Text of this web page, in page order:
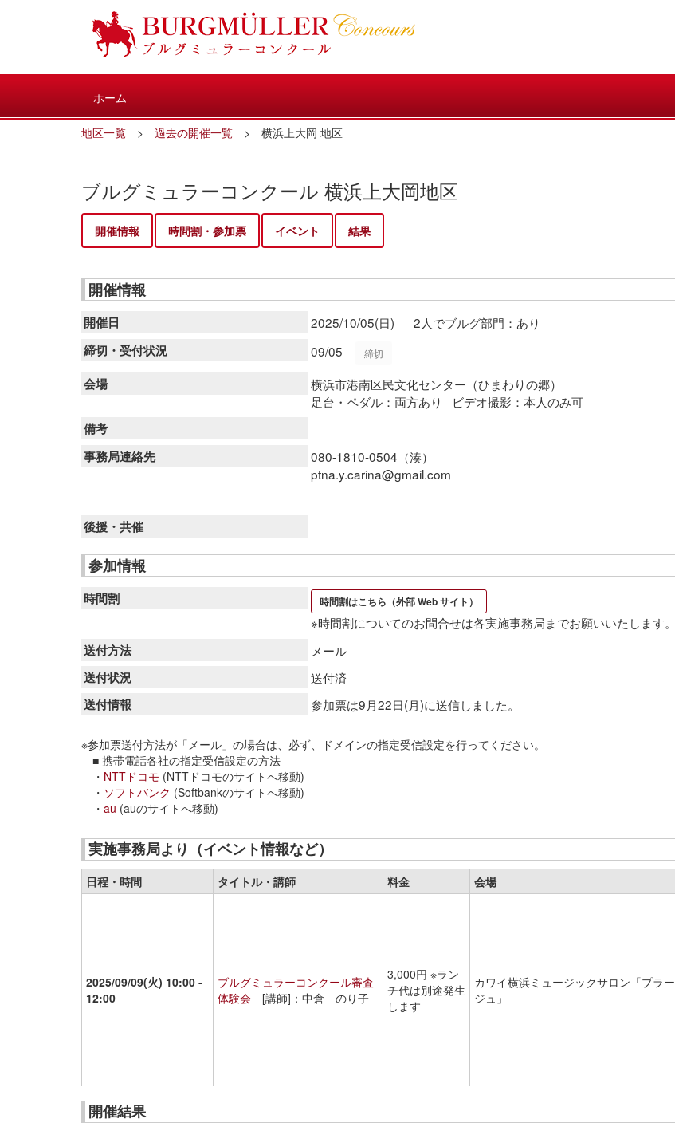
ホーム
地区一覧 > 過去の開催一覧 > 横浜上大岡 地区
ブルグミュラーコンクール 横浜上大岡地区
開催情報 時間割・参加票 イベント 結果
開催情報
開催日 2025/10/05(日)
2人でブルグ部門：あり
締切・受付状況
09/05 締切
会場
横浜市港南区民文化センター（ひまわりの郷）
足台・ペダル：両方あり
ビデオ撮影：本人のみ可
備考
事務局連絡先
080-1810-0504（湊）
ptna.y.carina@gmail.com
後援・共催
参加情報
時間割 時間割はこちら（外部 Web サイト）
※時間割についてのお問合せは各実施事務局までお願いいたします。
送付方法
メール
送付状況
送付済
送付情報
参加票は9月22日(月)に送信しました。
※参加票送付方法が「メール」の場合は、必ず、ドメインの指定受信設定を行ってください。
■ 携帯電話各社の指定受信設定の方法
・ NTTドコモ (NTTドコモのサイトへ移動)
・ ソフトバンク (Softbankのサイトへ移動)
・ au (auのサイトへ移動)
実施事務局より（イベント情報など）
日程・時間 タイトル・講師 料金 会場
2025/09/09(火) 10:00 -
12:00
ブルグミュラーコンクール審査
体験会 [講師]：中倉 のり子
3,000円 ※ラン
チ代は別途発生
します
カワイ横浜ミュージックサロン「プラー
ジュ」
開催結果